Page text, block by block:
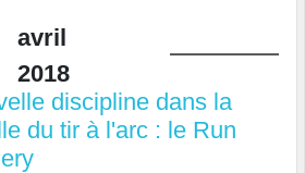
avril
2018
discipline dans la
du tir à l'arc : le Run